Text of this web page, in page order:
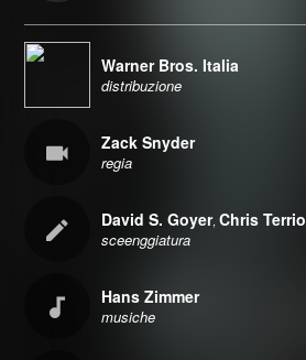
Warner Bros. Italia
distribuzione
Zack Snyder
regia
David S. Goyer,Chris Terrio
sceenggiatura
Hans Zimmer
musiche